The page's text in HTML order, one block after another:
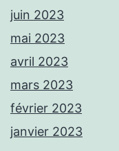
juin 2023
mai 2023
avril 2023
mars 2023
février 2023
janvier 2023